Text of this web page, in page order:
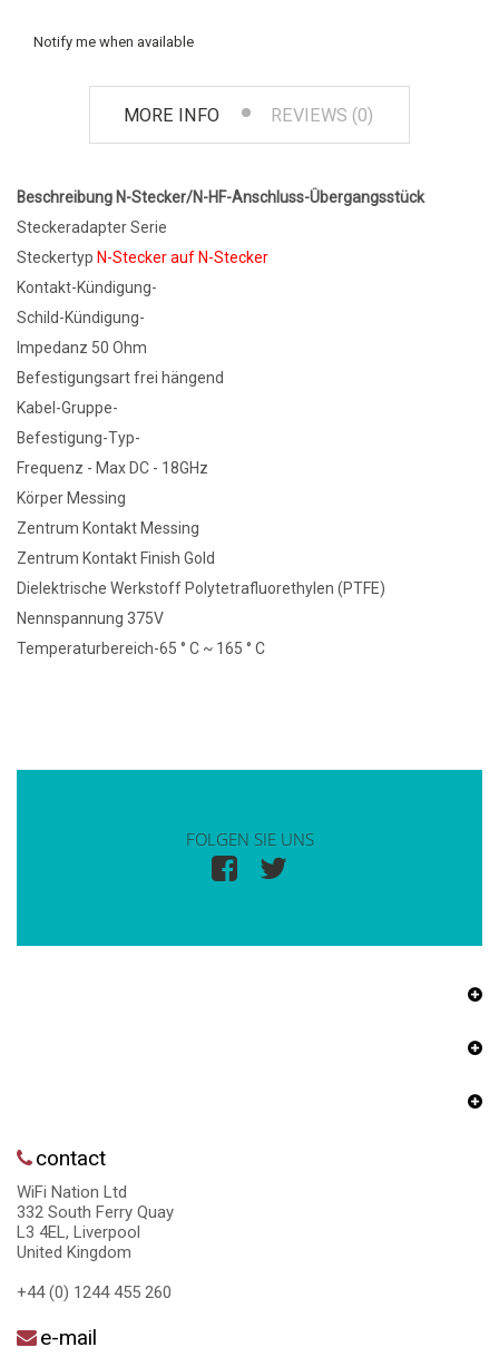
Notify me when available
MORE INFO REVIEWS (0)
Beschreibung N-Stecker/N-HF-Anschluss-Übergangsstück
Steckeradapter Serie
Steckertyp N-Stecker auf N-Stecker
Kontakt-Kündigung-
Schild-Kündigung-
Impedanz 50 Ohm
Befestigungsart frei hängend
Kabel-Gruppe-
Befestigung-Typ-
Frequenz - Max DC - 18GHz
Körper Messing
Zentrum Kontakt Messing
Zentrum Kontakt Finish Gold
Dielektrische Werkstoff Polytetrafluorethylen (PTFE)
Nennspannung 375V
Temperaturbereich-65 ° C ~ 165 ° C
FOLGEN SIE UNS
contact
WiFi Nation Ltd
332 South Ferry Quay
L3 4EL, Liverpool
United Kingdom
+44 (0) 1244 455 260
e-mail